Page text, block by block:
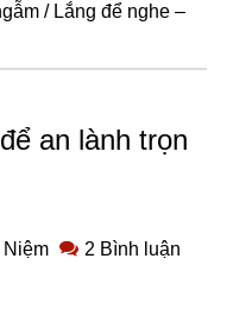
/Lắng để nghe –
an lành trọn
Niệm 2 Bình luận